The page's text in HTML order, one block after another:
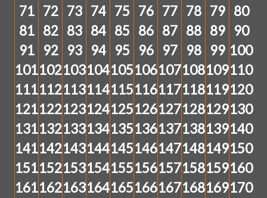
71 72 73 74 75 76 77 78 79 80
81 82 83 84 85 86 87 88 89
90
91
92 93 94 95 96 97 98 99 100
101102103104105106107108109110
111112113114115116117118119120
121122123124125126127128129130
131132133134135136137138139140
141142143144145146147148149150
151152153154155156157158159160
161162163164165166167168169170